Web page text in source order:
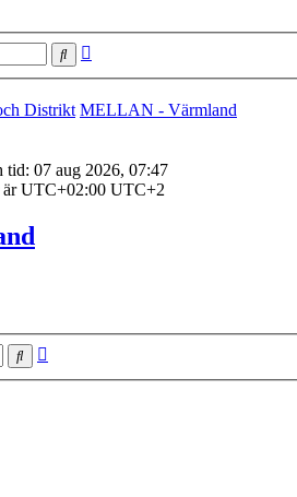
Sök
Distrikt MELLAN - Värmland
tid: 07 aug 2026, 07:47
är UTC+02:00 UTC+2
Sök